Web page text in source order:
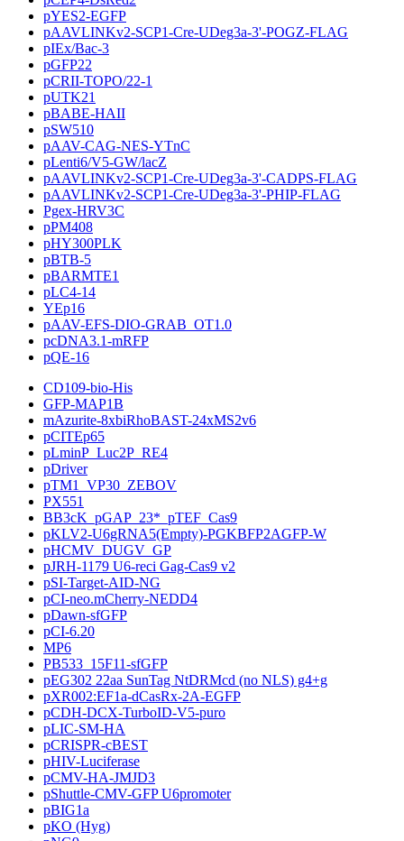
pYES2-EGFP
pAAVLINKv2-SCP1-Cre-UDeg3a-3'-POGZ-FLAG
pIEx/Bac-3
pGFP22
pCRII-TOPO/22-1
pUTK21
pBABE-HAII
pSW510
pAAV-CAG-NES-YTnC
pLenti6/V5-GW/lacZ
pAAVLINKv2-SCP1-Cre-UDeg3a-3'-CADPS-FLAG
pAAVLINKv2-SCP1-Cre-UDeg3a-3'-PHIP-FLAG
Pgex-HRV3C
pPM408
pHY300PLK
pBTB-5
pBARMTE1
pLC4-14
YEp16
pAAV-EFS-DIO-GRAB_OT1.0
pcDNA3.1-mRFP
pQE-16
CD109-bio-His
GFP-MAP1B
mAzurite-8xbiRhoBAST-24xMS2v6
pCITEp65
pLminP_Luc2P_RE4
pDriver
pTM1_VP30_ZEBOV
PX551
BB3cK_pGAP_23*_pTEF_Cas9
pKLV2-U6gRNA5(Empty)-PGKBFP2AGFP-W
pHCMV_DUGV_GP
pJRH-1179 U6-reci Gag-Cas9 v2
pSI-Target-AID-NG
pCI-neo.mCherry-NEDD4
pDawn-sfGFP
pCI-6.20
MP6
PB533_15F11-sfGFP
pEG302 22aa SunTag NtDRMcd (no NLS) g4+g
pXR002:EF1a-dCasRx-2A-EGFP
pCDH-DCX-TurboID-V5-puro
pLIC-SM-HA
pCRISPR-cBEST
pHIV-Luciferase
pCMV-HA-JMJD3
pShuttle-CMV-GFP U6promoter
pBIG1a
pKO (Hyg)